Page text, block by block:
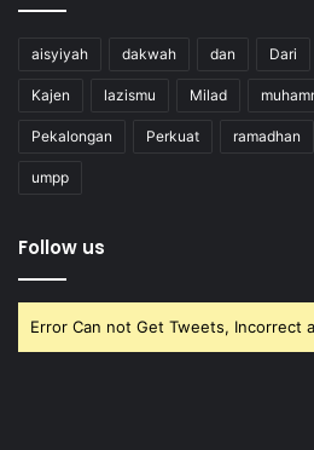
aisyiyah dakwah dan Dari
Kajen lazismu Milad
Pekalongan Perkuat ramadhan
umpp
Follow us
Error Can not Get Tweets, Incorrect